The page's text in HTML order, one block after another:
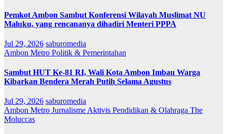
Pemkot Ambon Sambut Konferensi Wilayah Muslimat NU
Maluku, yang rencananya dihadiri Menteri PPPA
Jul 29, 2026 saburomedia
Ambon Metro Politik & Pemerintahan
Sambut HUT Ke-81 RI, Wali Kota Ambon Imbau Warga
Kibarkan Bendera Merah Putih Selama Agustus
Jul 29, 2026 saburomedia
Ambon Metro Jurnalisme Aktivis Pendidikan & Olahraga The
Moluccas